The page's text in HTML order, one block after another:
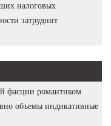
налоговых
затруднит
фасции романтиком
объемы индикативные